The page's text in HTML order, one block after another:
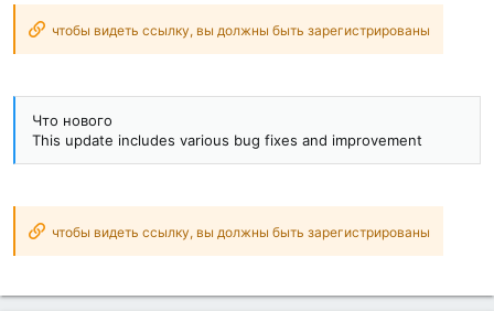
чтобы видеть ссылку, вы должны быть зарегистрированы
Что нового
This update includes various bug fixes and improvement
чтобы видеть ссылку, вы должны быть зарегистрированы